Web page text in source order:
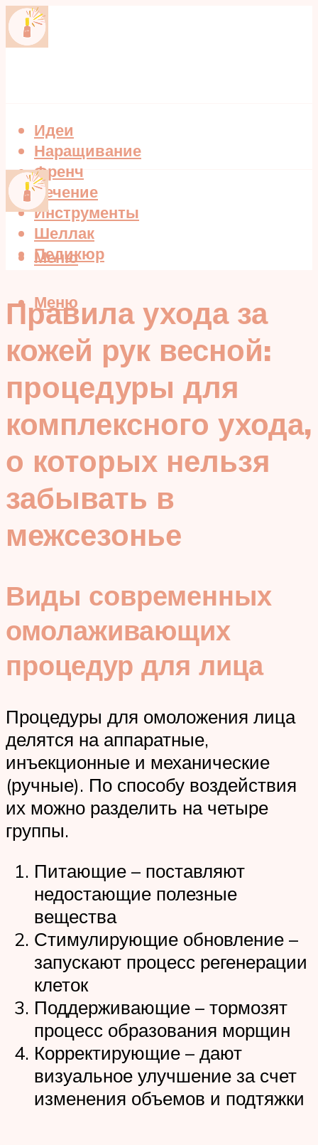
Идеи
Наращивание
Френч
Лечение
Инструменты
Шеллак
Педикюр
Меню
Меню
Правила ухода за
кожей рук весной:
процедуры для
комплексного ухода,
о которых нельзя
забывать в
межсезонье
Виды современных
омолаживающих
процедур для лица
Процедуры для омоложения лица
делятся на аппаратные,
инъекционные и механические
(ручные). По способу воздействия
их можно разделить на четыре
группы.
Питающие – поставляют
недостающие полезные
вещества
Стимулирующие обновление –
запускают процесс регенерации
клеток
Поддерживающие – тормозят
процесс образования морщин
Корректирующие – дают
визуальное улучшение за счет
изменения объемов и подтяжки